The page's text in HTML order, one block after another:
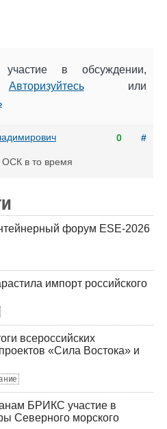
в обсуждении,
Авторизуйтесьили
0 #
ОСК в то время
форум ESE-2026
импорт российского
всероссийских
«Сила Востока» и
БРИКС участие в
Северного морского